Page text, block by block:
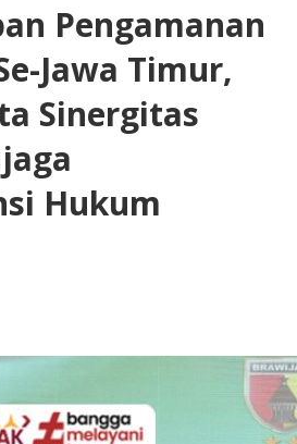
Pengamanan
Jawa Timur,
Sinergitas
Hukum